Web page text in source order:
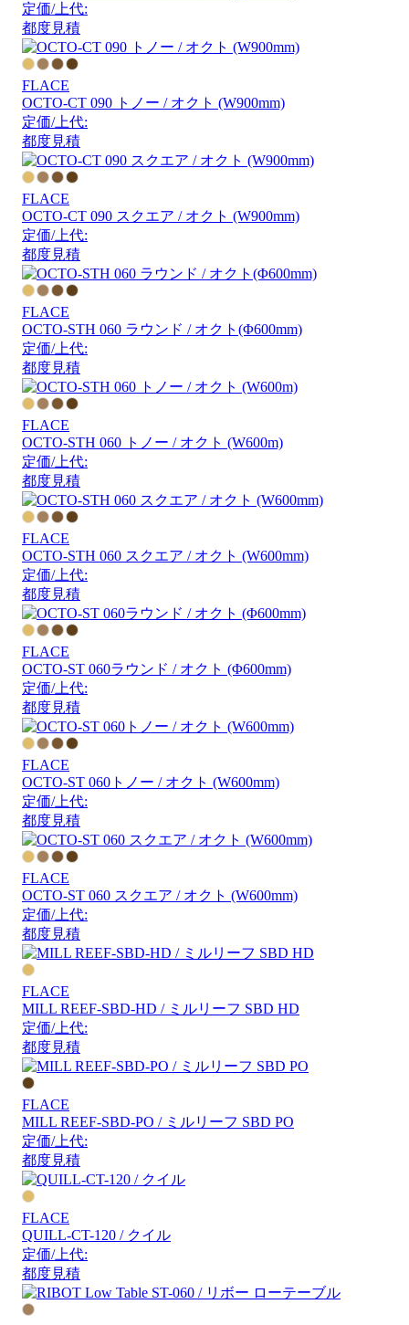
定価/上代:
都度見積
FLACE
OCTO-CT 090 トノー / オクト (W900mm)
定価/上代:
都度見積
FLACE
OCTO-CT 090 スクエア / オクト (W900mm)
定価/上代:
都度見積
FLACE
OCTO-STH 060 ラウンド / オクト(Φ600mm)
定価/上代:
都度見積
FLACE
OCTO-STH 060 トノー / オクト (W600m)
定価/上代:
都度見積
FLACE
OCTO-STH 060 スクエア / オクト (W600mm)
定価/上代:
都度見積
FLACE
OCTO-ST 060ラウンド / オクト (Φ600mm)
定価/上代:
都度見積
FLACE
OCTO-ST 060トノー / オクト (W600mm)
定価/上代:
都度見積
FLACE
OCTO-ST 060 スクエア / オクト (W600mm)
定価/上代:
都度見積
FLACE
MILL REEF-SBD-HD / ミルリーフ SBD HD
定価/上代:
都度見積
FLACE
MILL REEF-SBD-PO / ミルリーフ SBD PO
定価/上代:
都度見積
FLACE
QUILL-CT-120 / クイル
定価/上代:
都度見積